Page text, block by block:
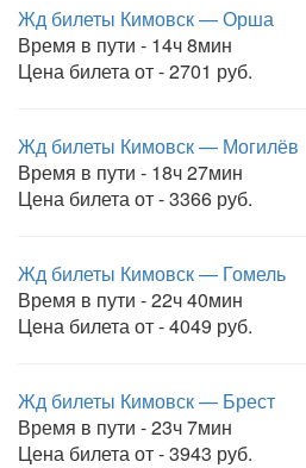
Жд билеты Кимовск — Орша
Время в пути - 14ч 8мин
Цена билета от - 2701 руб.
Жд билеты Кимовск — Могилёв
Время в пути - 18ч 27мин
Цена билета от - 3366 руб.
Жд билеты Кимовск — Гомель
Время в пути - 22ч 40мин
Цена билета от - 4049 руб.
Жд билеты Кимовск — Брест
Время в пути - 23ч 7мин
Цена билета от - 3943 руб.